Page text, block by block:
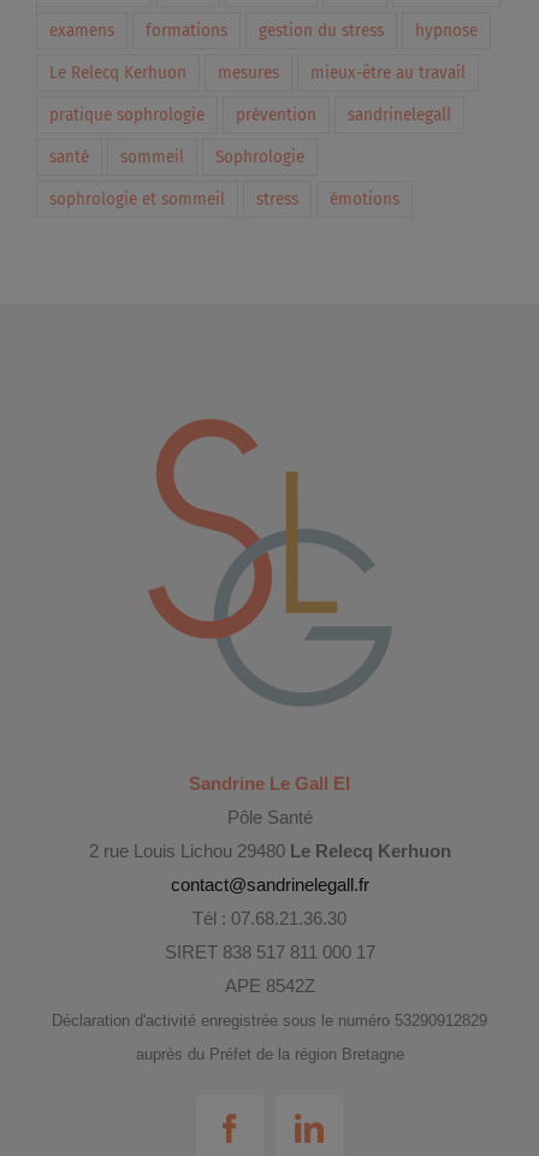
examens formations gestion du stress hypnose
Le Relecq Kerhuon mesures mieux-être au travail
pratique sophrologie prévention sandrinelegall
santé sommeil Sophrologie
sophrologie et sommeil stress émotions
Sandrine Le Gall EI
Pôle Santé
2 rue Louis Lichou 29480 Le Relecq Kerhuon
contact@sandrinelegall.fr
Tél : 07.68.21.36.30
SIRET 838 517 811 000 17
APE 8542Z
Déclaration d'activité enregistrée sous le numéro 53290912829
auprès du Préfet de la région Bretagne